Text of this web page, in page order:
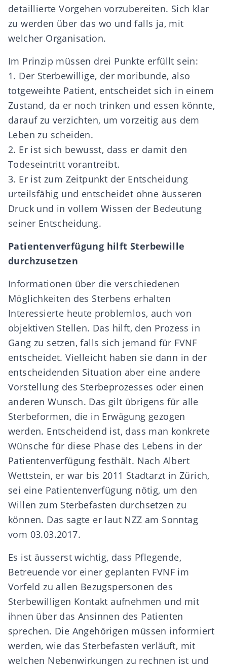
detaillierte Vorgehen vorzubereiten. Sich klar
zu werden über das wo und falls ja, mit
welcher Organisation.
Im Prinzip müssen drei Punkte erfüllt sein:
1. Der Sterbewillige, der moribunde, also
totgeweihte Patient, entscheidet sich in einem
Zustand, da er noch trinken und essen könnte,
darauf zu verzichten, um vorzeitig aus dem
Leben zu scheiden.
2. Er ist sich bewusst, dass er damit den
Todeseintritt vorantreibt.
3. Er ist zum Zeitpunkt der Entscheidung
urteilsfähig und entscheidet ohne äusseren
Druck und in vollem Wissen der Bedeutung
seiner Entscheidung.
Patientenverfügung hilft Sterbewille
durchzusetzen
Informationen über die verschiedenen
Möglichkeiten des Sterbens erhalten
Interessierte heute problemlos, auch von
objektiven Stellen. Das hilft, den Prozess in
Gang zu setzen, falls sich jemand für FVNF
entscheidet. Vielleicht haben sie dann in der
entscheidenden Situation aber eine andere
Vorstellung des Sterbeprozesses oder einen
anderen Wunsch. Das gilt übrigens für alle
Sterbeformen, die in Erwägung gezogen
werden. Entscheidend ist, dass man konkrete
Wünsche für diese Phase des Lebens in der
Patientenverfügung festhält. Nach Albert
Wettstein, er war bis 2011 Stadtarzt in Zürich,
sei eine Patientenverfügung nötig, um den
Willen zum Sterbefasten durchsetzen zu
können. Das sagte er laut NZZ am Sonntag
vom 03.03.2017.
Es ist äusserst wichtig, dass Pflegende,
Betreuende vor einer geplanten FVNF im
Vorfeld zu allen Bezugspersonen des
Sterbewilligen Kontakt aufnehmen und mit
ihnen über das Ansinnen des Patienten
sprechen. Die Angehörigen müssen informiert
werden, wie das Sterbefasten verläuft, mit
welchen Nebenwirkungen zu rechnen ist und